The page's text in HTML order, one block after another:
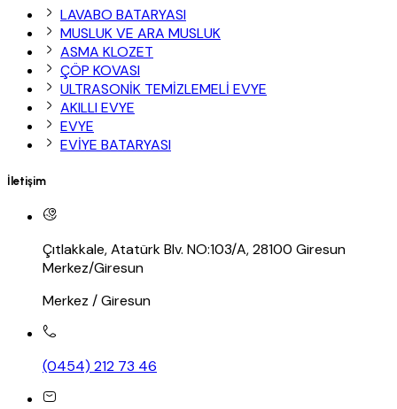
LAVABO BATARYASI
MUSLUK VE ARA MUSLUK
ASMA KLOZET
ÇÖP KOVASI
ULTRASONİK TEMİZLEMELİ EVYE
AKILLI EVYE
EVYE
EVİYE BATARYASI
İletişim
Çıtlakkale, Atatürk Blv. NO:103/A, 28100 Giresun
Merkez/Giresun
Merkez / Giresun
(0454) 212 73 46